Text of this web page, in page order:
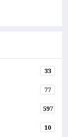
33
77
597
10